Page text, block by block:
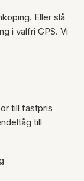
Eller slå
i valfri GPS. Vi
till fastpris
till